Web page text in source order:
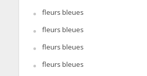
fleurs bleues
fleurs bleues
fleurs bleues
fleurs bleues